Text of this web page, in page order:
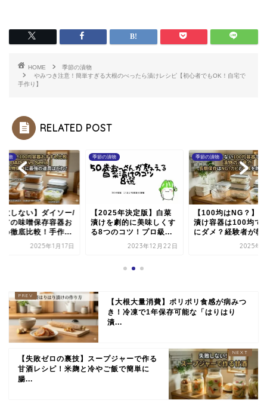
HOME
季節の漬物
やみつき注意！簡単すぎる大根のべったら漬けレシピ【初心者でもOK！自宅で
手作り】
RELATED POST
漬物
年決定版】白菜
を劇的に美味しくす
のコツ！プロ級...
2023年12月22日
季節の漬物
【100均はNG？】ぬか
漬け容器は100均で本当
にダメ？経験者が教...
2025年1月9日
季節の漬物
【失敗しない】ダイ
セリアの味噌保存容
すすめ徹底比較！手
2025年1
【大根大量消費】ポリポリ食感が病みつ
き！冷凍で1年保存可能な「はりはり
漬...
【失敗ゼロの裏技】スープジャーで作る
甘酒レシピ！米麹と冷やご飯で簡単に
腸...